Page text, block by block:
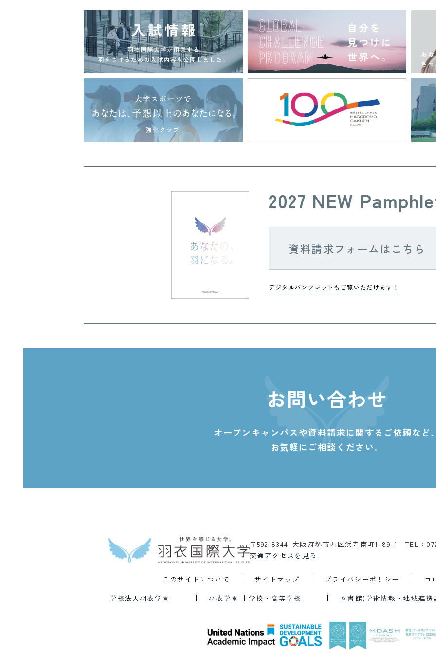
2027 NEW
資料請求フォームはこちら
デジタルパンフレットもご覧いただけます！
お問い合わせ
オープンキャンパスや資料請求に関する ご依頼など
お気軽にご相談ください。
〒592-8344 大阪府堺市西区浜寺南町1-89-1
TEL：
交通アクセスを見る
このサイトについて サイトマップ プライバシーポリシー
コ
学校法人羽衣学園
羽衣学園 中学校・高等学校 図書館(学術情報・地域連携